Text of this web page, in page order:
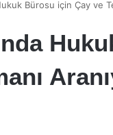
Bürosu için Çay ve